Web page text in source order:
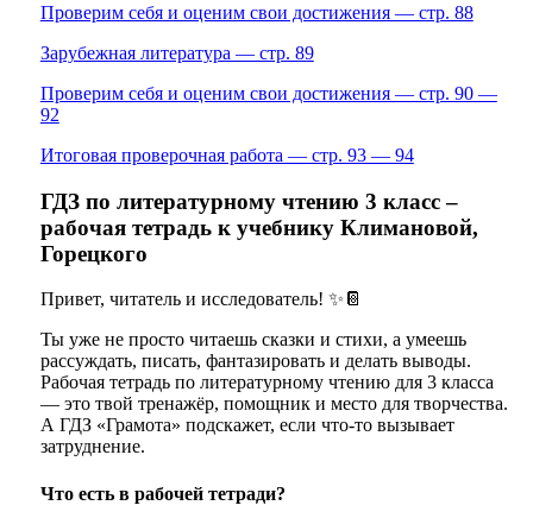
Проверим себя и оценим свои достижения — стр. 88
Зарубежная литература — стр. 89
Проверим себя и оценим свои достижения — стр. 90 —
92
Итоговая проверочная работа — стр. 93 — 94
ГДЗ по литературному чтению 3 класс –
рабочая тетрадь к учебнику Климановой,
Горецкого
Привет, читатель и исследователь! ✨📔
Ты уже не просто читаешь сказки и стихи, а умеешь
рассуждать, писать, фантазировать и делать выводы.
Рабочая тетрадь по литературному чтению для 3 класса
— это твой тренажёр, помощник и место для творчества.
А ГДЗ «Грамота» подскажет, если что-то вызывает
затруднение.
Что есть в рабочей тетради?